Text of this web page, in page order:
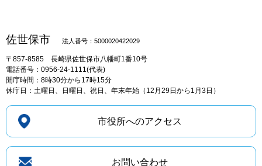
佐世保市 法人番号：5000020422029
〒857-8585 長崎県佐世保市八幡町1番10号
電話番号：0956-24-1111(代表)
開庁時間：8時30分から17時15分
休庁日：土曜日、日曜日、祝日、年末年始（12月29日から1月3日）
市役所へのアクセス
お問い合わせ